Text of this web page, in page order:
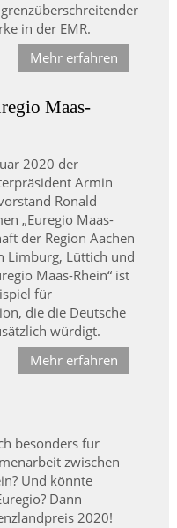
in der EMR.
Mehr erfahren
Maas-
2020 der
Armin
Ronald
„Euregio Maas-
der Region Aachen
Limburg, Lüttich und
Maas-Rhein“ ist
für
die die Deutsche
würdigt.
Mehr erfahren
besonders für
zwischen
Und könnte
Dann
2020!